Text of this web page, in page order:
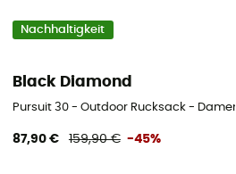
Nachhaltigkeit
Black Diamond
Pursuit 30 - Outdoor Rucksack - Damen
87,90 € 159,90 € -45%